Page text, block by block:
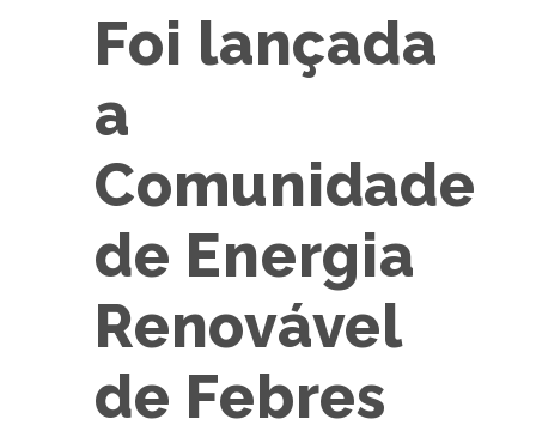
Foi lançada
a
Comunidade
de Energia
Renovável
de Febres